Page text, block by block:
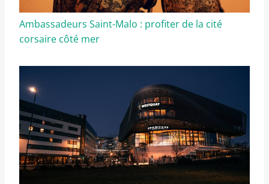
Ambassadeurs Saint-Malo : profiter de la cité
corsaire côté mer